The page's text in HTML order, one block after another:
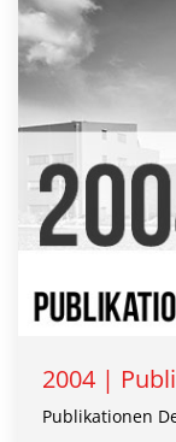
2004 |
Publikationen